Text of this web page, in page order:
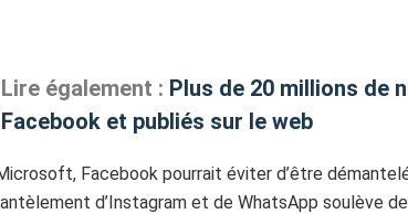
Lire également : Plus de 20 millions de
Facebook et publiés sur le web
Facebook pourrait éviter d’être
d’Instagram et de WhatsApp soulève